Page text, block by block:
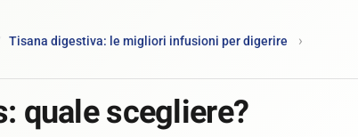
Tisana digestiva: le migliori infusioni per digerire
quale scegliere?